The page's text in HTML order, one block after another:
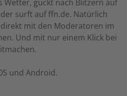
Wetter, guckt nach Blitzern auf
surft auf ffn.de. Natürlich
mit den Moderatoren im
Und mit nur einem Klick bei
und Android.